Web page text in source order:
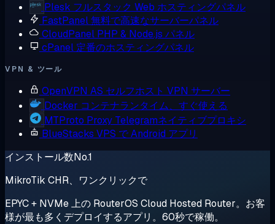
Plesk フルスタック Web ホスティングパネル
FastPanel無料で高速なサーバーパネル
CloudPanel PHP & Node.js パネル
cPanel 定番のホスティングパネル
VPN & ツール
OpenVPN AS セルフホスト VPN サーバー
Docker コンテナランタイム、すぐ使える
MTProto Proxy Telegramネイティブプロキシ
BlueStacks VPS で Android アプリ
インストール数No.1
MikroTik CHR、ワンクリックで
EPYC + NVMe 上の RouterOS Cloud Hosted Router。お客
様が最も多くデプロイするアプリ。60秒で稼働。